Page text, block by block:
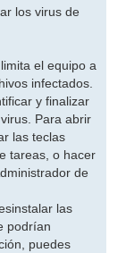
los virus de
el equipo a
infectados.
y finalizar
Para abrir
las teclas
tareas, o hacer
de
las
podrían
puedes